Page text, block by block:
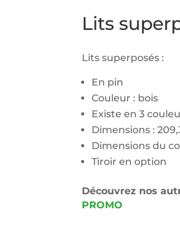
Lits
Lits superposés :
En pin
Couleur : bois
Existe en 3
Dimensions :
Dimensions du
Tiroir en option
Découvrez nos
PROMO